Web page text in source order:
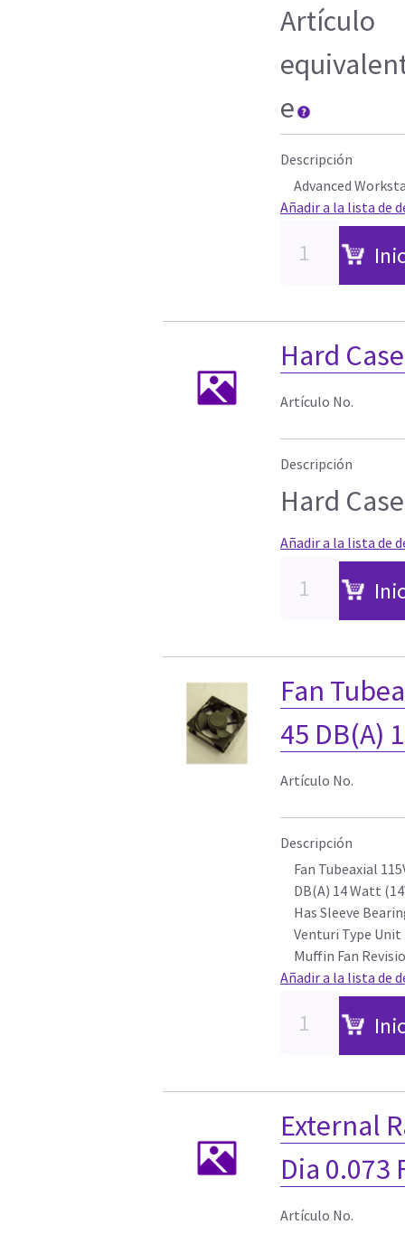
Artículo
e
Descripción
Advanced
Añadir a la lista de
Hard
Artículo No.
Descripción
Hard
Añadir a la lista de
Fan
45 DB(A)
Artículo No.
Descripción
Fan Tubeaxial
DB(A) 14 Watt
Has Sleeve
Venturi Type Unit
Muffin Fan
Añadir a la lista de
External
Dia 0.073
Artículo No.